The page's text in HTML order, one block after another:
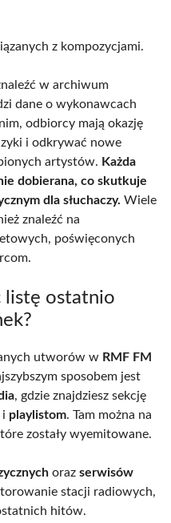
z kompozycjami.
w archiwum
dane o wykonawcach
odbiorcy mają okazję
i odkrywać nowe
artystów. Każda
dobierana, co skutkuje
dla słuchaczy. Wiele
znaleźć na
poświęconych
listę ostatnio
utworów w RMF FM
sposobem jest
, gdzie znajdziesz sekcję
i playlistom. Tam można na
zostały wyemitowane.
oraz serwisów
stacji radiowych,
hitów.